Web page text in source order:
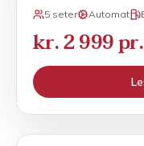
5 seter Automat
kr. 2 999